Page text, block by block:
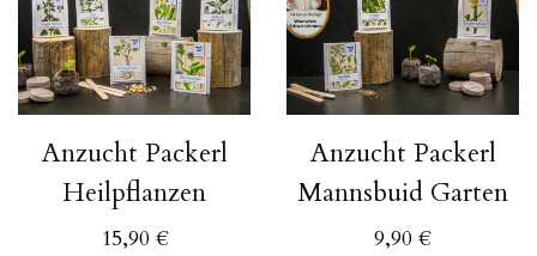
Anzucht Packerl
Heilpflanzen
15,90 €
Anzucht Packerl
Mannsbuid Garten
9,90 €